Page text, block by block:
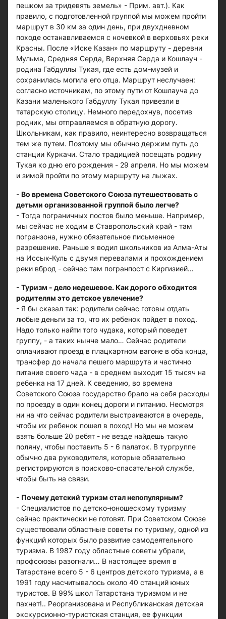
пешком за тридевять земель» - Прим. авт.). Как
правило, с подготовленной группой мы можем пройти
маршрут в 30 км за один день, при двухдневном
походе останавливаемся с ночевкой в верховьях реки
Красны. После «Иске Казан» по маршруту - деревни
Мульма, Средняя Серда, Верхняя Серда и Кошлауч -
родина Габдуллы Тукая, где есть дом-музей и
сохранилась могила его отца. Маршрут неслучаен:
согласно источникам, по этому пути от Кошлауча до
Казани маленького Габдуллу Тукая привезли в
татарскую столицу. Немного передохнув, посетив
родник, мы отправляемся в обратную дорогу.
Школьникам, как правило, неинтересно возвращаться
тем же путем. Поэтому мы обычно держим путь до
станции Куркачи. Стало традицией посещать родину
Тукая ко дню его рождения - 29 апреля. Но мы можем
и зимой пройти по этому маршруту на лыжах.
- Во времена Советского Союза путешествовать с
детьми организованной группой было легче?
- Тогда пограничных постов было меньше. Например,
мы сейчас не ходим в Ставропольский край - там
погранзона, нужно обязательное письменное
разрешение. Раньше я водил школьников из Алма-Аты
на Иссык-Куль с двумя перевалами и прохождением
реки вброд - сейчас там погранпост с Киргизией…
- Туризм - дело недешевое. Как дорого обходится
родителям это детское увлечение?
- Я бы сказал так: родители сейчас готовы отдать
любые деньги за то, что их ребенок пойдет в поход.
Надо только найти того чудака, который поведет
группу, - а таких нынче мало… Сейчас родители
оплачивают проезд в плацкартном вагоне в оба конца,
трансфер до начала пешего маршрута и частично
питание своего чада - в среднем выходит 15 тысяч на
ребенка на 17 дней. К сведению, во времена
Советского Союза государство брало на себя расходы
по проезду в один конец дороги и питанию. Несмотря
ни на что сейчас родители выстраиваются в очередь,
чтобы их ребенок пошел в поход! Но мы не можем
взять больше 20 ребят - не везде найдешь такую
поляну, чтобы поставить 5 - 6 палаток. В тургруппе
обычно два руководителя, которые обязательно
регистрируются в поисково-спасательной службе,
чтобы быть на связи.
- Почему детский туризм стал непопулярным?
- Специалистов по детско-юношескому туризму
сейчас практически не готовят. При Советском Союзе
существовали областные советы по туризму, одной из
функций которых было развитие самодеятельного
туризма. В 1987 году областные советы убрали,
профсоюзы разогнали… В настоящее время в
Татарстане всего 5 - 6 центров детского туризма, а в
1991 году насчитывалось около 40 станций юных
туристов. В 99% школ Татарстана туризмом и не
пахнет!.. Реорганизована и Республиканская детская
экскурсионно-туристская станция, ее функции